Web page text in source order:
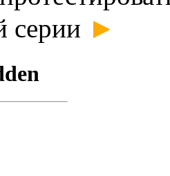
серии ►